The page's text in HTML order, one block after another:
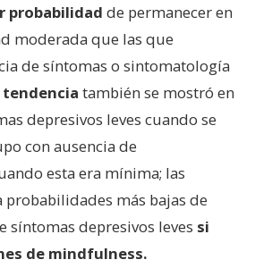
probabilidad de permanecer en
moderada que las que
de síntomas o sintomatología
también se mostró en
depresivos leves cuando se
con ausencia de
esta era mínima; las
probabilidades más bajas de
síntomas depresivos leves si
de mindfulness.